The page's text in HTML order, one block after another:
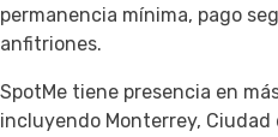
permanencia mínima, pago
anfitriones.
SpotMe tiene presencia en
incluyendo Monterrey, Ciudad